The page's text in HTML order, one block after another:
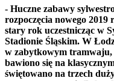
- Huczne zabawy
rozpoczęcia nowego
stary rok uczestnicząc w
Stadionie Śląskim. W
w zabytkowym tramwaju,
bawiono się na
świętowano na trzech